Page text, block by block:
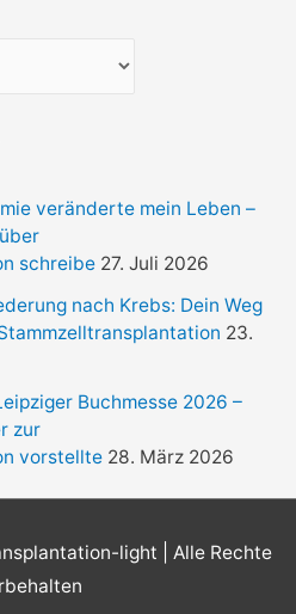
veränderte mein Leben –
schreibe 27. Juli 2026
nach Krebs: Dein Weg
23.
Buchmesse 2026 –
zur
vorstellte 28. März 2026
light | Alle Rechte